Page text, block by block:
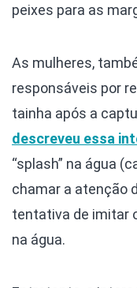
peixes para as
As mulheres,
responsáveis por
tainha após a
descreveu essa
“splash” na água
chamar a atenção
tentativa de imitar
na água.